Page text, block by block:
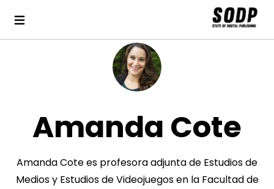
Amanda Cote
Amanda Cote es profesora adjunta de Estudios de
Medios y Estudios de Videojuegos en la Facultad de